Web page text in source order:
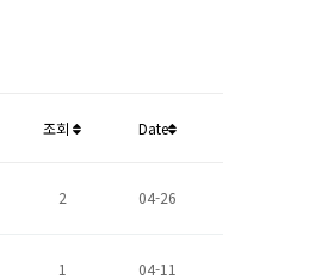
조회 Date
2 04-26
1 04-11